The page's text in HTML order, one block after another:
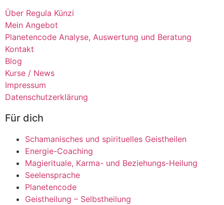
Über Regula Künzi
Mein Angebot
Planetencode Analyse, Auswertung und Beratung
Kontakt
Blog
Kurse / News
Impressum
Datenschutzerklärung
Für dich
Schamanisches und spirituelles Geistheilen
Energie-Coaching
Magierituale, Karma- und Beziehungs-Heilung
Seelensprache
Planetencode
Geistheilung – Selbstheilung